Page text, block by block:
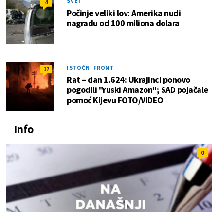
4
Počinje veliki lov: Amerika nudi
nagradu od 100 miliona dolara
17 ISTOČNI FRONT
Rat – dan 1.624: Ukrajinci ponovo
pogodili "ruski Amazon"; SAD pojačale
pomoć Kijevu FOTO/VIDEO
Info
0